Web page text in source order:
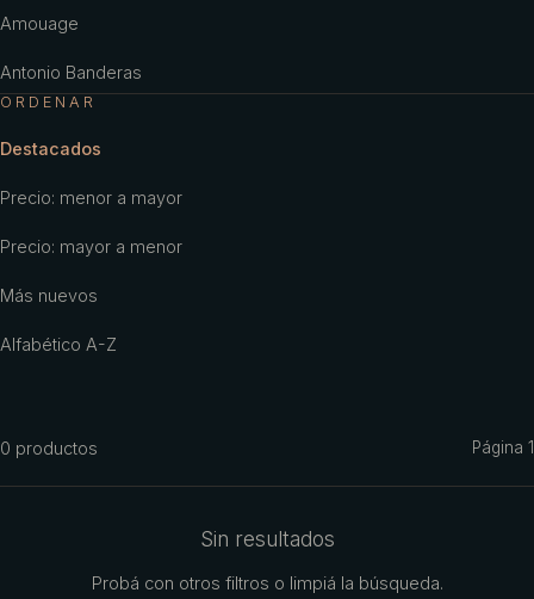
Amouage
Antonio Banderas
Benetton
ORDENAR
Destacados
Precio: menor a mayor
Precio: mayor a menor
Más nuevos
Alfabético A-Z
0 productos Página 1
Sin resultados
Probá con otros filtros o limpiá la búsqueda.